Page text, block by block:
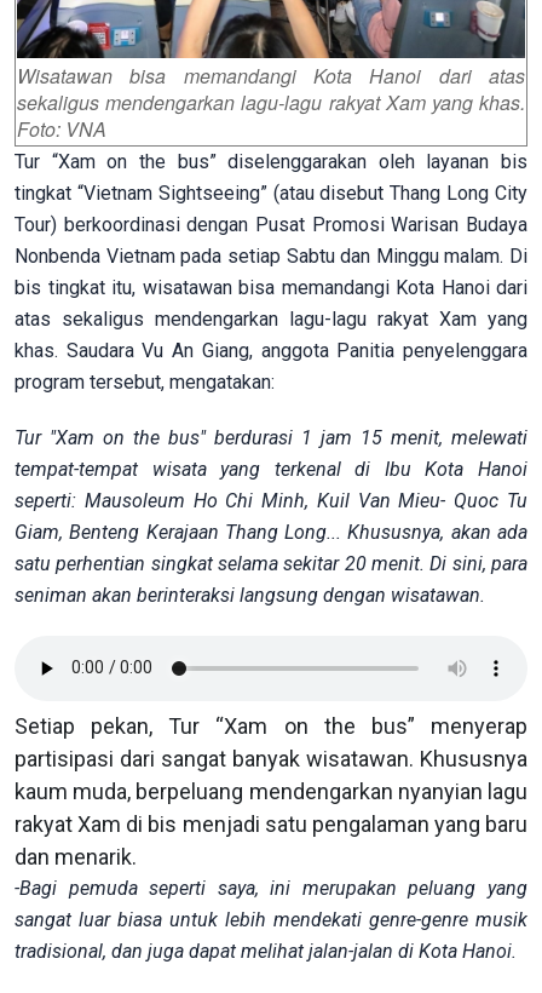
Wisatawan bisa memandangi Kota Hanoi dari atas
sekaligus mendengarkan lagu-lagu rakyat Xam yang khas.
Foto: VNA
Tur “Xam on the bus” diselenggarakan oleh layanan bis
tingkat “Vietnam Sightseeing” (atau disebut Thang Long City
Tour) berkoordinasi dengan Pusat Promosi Warisan Budaya
Nonbenda Vietnam pada setiap Sabtu dan Minggu malam. Di
bis tingkat itu, wisatawan bisa memandangi Kota Hanoi dari
atas sekaligus mendengarkan lagu-lagu rakyat Xam yang
khas. Saudara Vu An Giang, anggota Panitia penyelenggara
program tersebut, mengatakan:
Tur "Xam on the bus" berdurasi 1 jam 15 menit, melewati
tempat-tempat wisata yang terkenal di Ibu KotaHanoi
seperti: Mausoleum Ho Chi Minh, Kuil Van Mieu- Quoc Tu
Giam, Benteng Kerajaan Thang Long... Khususnya, akan ada
satuperhentian singkatselama sekitar 20 menit. Di sini, para
seniman akan berinteraksi langsung dengan wisatawan.
Setiap pekan, Tur “Xam on the bus” menyerap
partisipasi dari sangat banyak wisatawan. Khususnya
kaum muda, berpeluang mendengarkan nyanyian lagu
rakyat Xam di bis menjadi satu pengalaman yang baru
dan menarik.
-Bagi pemuda seperti saya, ini merupakan peluang yang
sangat luar biasa untuk lebih mendekati genre-genre musik
tradisional, dan juga dapat melihat jalan-jalan di Kota Hanoi.